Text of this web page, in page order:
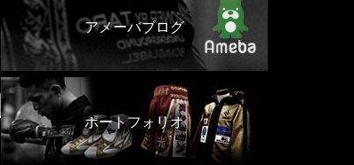
アメーバブログ
ポートフォリオ